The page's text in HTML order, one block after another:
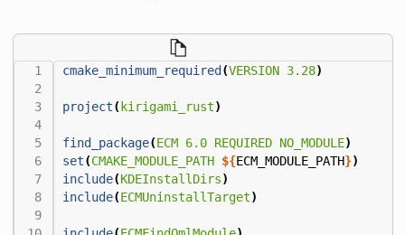
cmake_minimum_required(VERSION 3.28)
project(kirigami_rust)
find_package(ECM 6.0 REQUIRED NO_MODULE)
set(CMAKE_MODULE_PATH ${ECM_MODULE_PATH})
include(KDEInstallDirs)
include(ECMUninstallTarget)